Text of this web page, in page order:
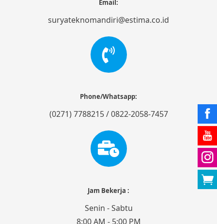
Email:
suryateknomandiri@estima.co.id
Phone/Whatsapp:
(0271) 7788215 / 0822-2058-7457
Jam Bekerja :
Senin - Sabtu
8:00 AM - 5:00 PM